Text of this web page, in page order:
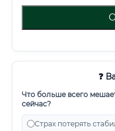
❓
Что больше всего
сейчас?
Страх потерять